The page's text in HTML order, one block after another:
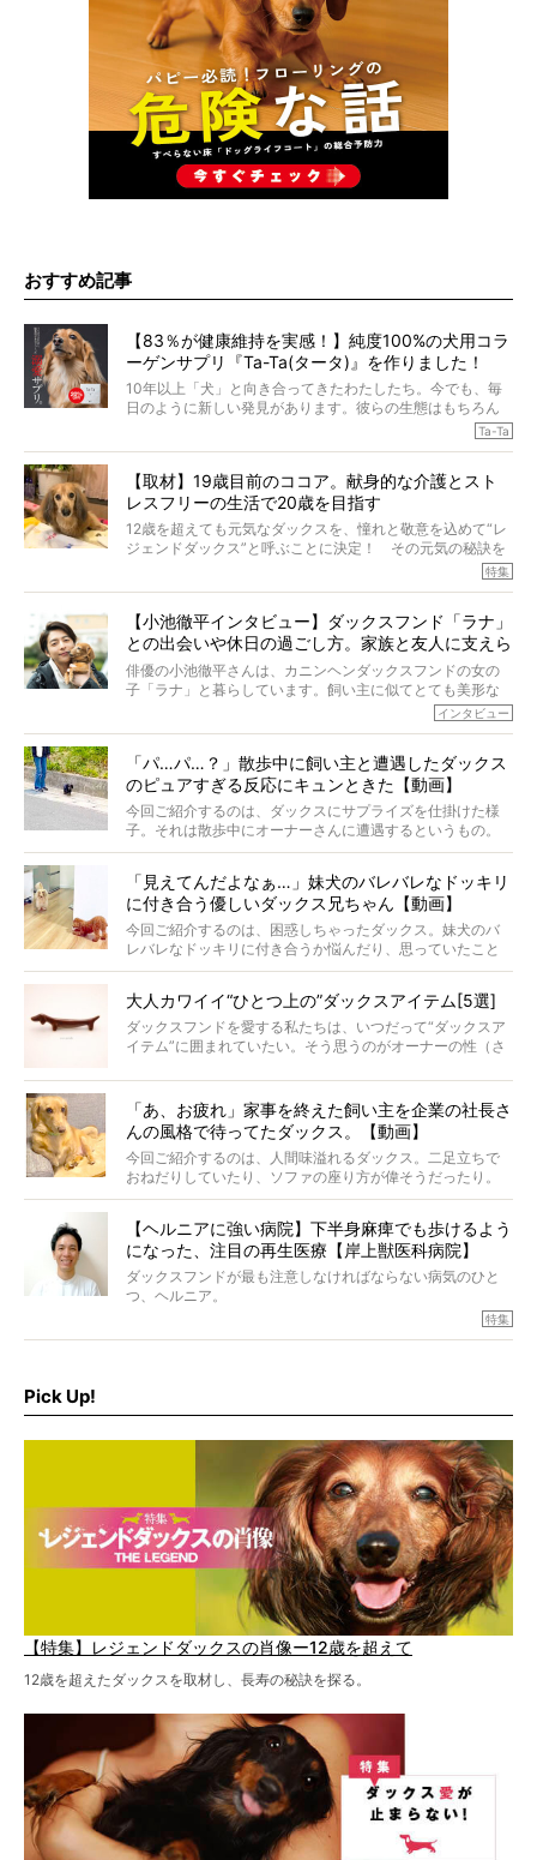
おすすめ記事
【83％が健康維持を実感！】純度100%の犬用コラ
ーゲンサプリ『Ta-Ta(タータ)』を作りました！
10年以上「犬」と向き合ってきたわたしたち。今でも、毎
日のように新しい発見があります。彼らの生態はもちろん
のこと、「食事」に関することも同じです。昔の犬は25年
も生きたといわれていますが、長生きの秘訣はバランスの
代の犬の食事は“ある重要な栄養”が不足しがちになっている
というのです。
それを効率よくおぎなってくれるのが、コラーゲン！ そ
こでわたしたちは、純度100%の犬用コラーゲンサプリ
『Ta-Ta(タータ)』を作りました！
愛犬家の83％が「健康維持を実感した」と評判のTa-Ta(タ
ータ)。健康維持をめざす、すべてのダックスたちに、どう
か届きますように。
Ta-Ta
【取材】19歳目前のココア。献身的な介護とスト
レスフリーの生活で20歳を目指す
12歳を超えても元気なダックスを、憧れと敬意を込めて“レ
ジェンドダックス”と呼ぶことに決定！ その元気の秘訣を
オーナーさんに伺うのが、特集『レジェンドダックスの肖
く」というオーナーさんのポリシーのもと、甘やかさずに
育てられ、18歳になるまで定期検査すらしたことがなかっ
たというココアくん。果たしてその長生きの秘訣とは。
特集
【小池徹平インタビュー】ダックスフンド「ラナ」
との出会いや休日の過ごし方。家族と友人に支えら
れてー
俳優の小池徹平さんは、カニンヘンダックスフンドの女の
子「ラナ」と暮らしています。飼い主に似てとても美形な
ラナは、現在８才。小池さんのインスタグラムでは、ラナ
と顔を寄せ合う写真も投稿されていて、ファンからは「ラ
ケメンから愛されているラナは、去年の誕生日に小池さん
からプレゼントしてもらったハーネスをつけて撮影に参加
してくれました。
インタビュー
「パ…パ…？」散歩中に飼い主と遭遇したダックス
のピュアすぎる反応にキュンときた【動画】
今回ご紹介するのは、ダックスにサプライズを仕掛けた様
子。それは散歩中にオーナーさんに遭遇するというもの。
戸惑って歩きを止めたり、すぐに気付いて追いかけたり、
「見えてんだよなぁ…」妹犬のバレバレなドッキリ
に付き合う優しいダックス兄ちゃん【動画】
今回ご紹介するのは、困惑しちゃったダックス。妹犬のバ
レバレなドッキリに付き合うか悩んだり、思っていたこと
と違う事態に陥ったり。そんなお悩み全開なダックスの様
大人カワイイ“ひとつ上の”ダックスアイテム[5選]
ダックスフンドを愛する私たちは、いつだって“ダックスア
イテム”に囲まれていたい。そう思うのがオーナーの性（さ
ムをご紹介。
「あ、お疲れ」家事を終えた飼い主を企業の社長さ
んの風格で待ってたダックス。【動画】
今回ご紹介するのは、人間味溢れるダックス。二足立ちで
おねだりしていたり、ソファの座り方が偉そうだったり。
今にも言葉を発しそうなダックスの姿は、もう人間にしか
【ヘルニアに強い病院】下半身麻痺でも歩けるよう
になった、注目の再生医療【岸上獣医科病院】
ダックスフンドが最も注意しなければならない病気のひと
つ、ヘルニア。
特集『ヘルニアに、負けない』では、ヘルニアに強い動物
病院のご紹介や、ヘルニアを乗り越えたご家族のインタビ
を点滴投与する治療により、歩けなかった子が投与37日で
特集
Pick Up!
【特集】レジェンドダックスの肖像ー12歳を超えて
12歳を超えたダックスを取材し、長寿の秘訣を探る。